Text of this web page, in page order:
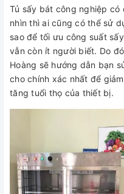
Tủ sấy bát công nghiệp
nhìn thì ai cũng có thể sử
sao để tối ưu công suất
vẫn còn ít người biết. Do
Hoàng sẽ hướng dẫn bạn
cho chính xác nhất để
tăng tuổi thọ của thiết bị.